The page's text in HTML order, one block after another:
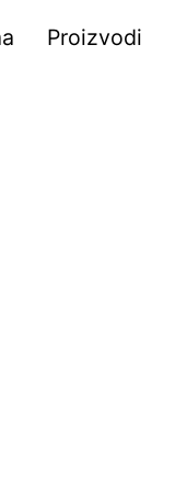
Proizvodi